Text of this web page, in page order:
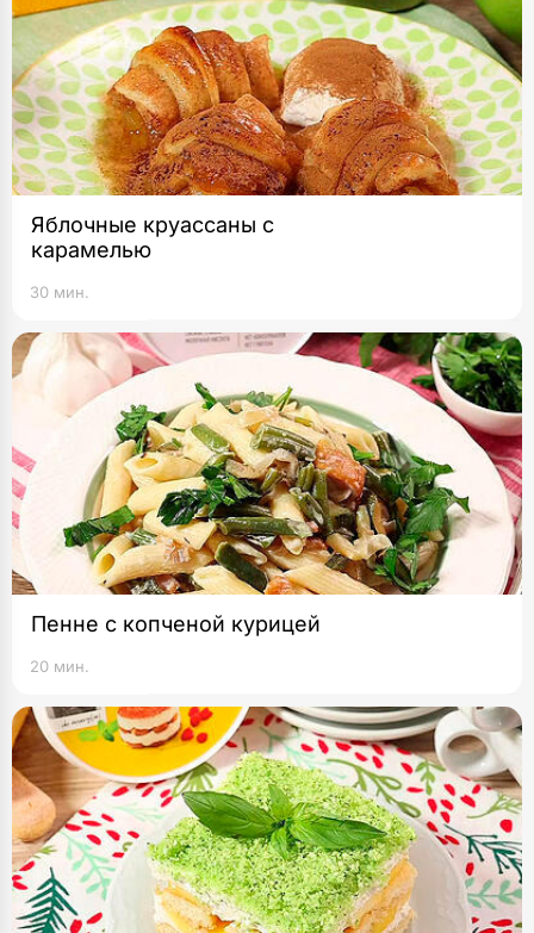
Яблочные круассаны с
карамелью
30 мин.
Пенне с копченой курицей
20 мин.